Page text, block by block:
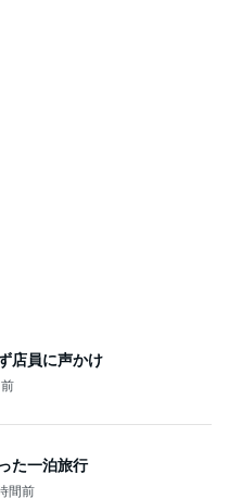
店員に声かけ
た一泊旅行
間前